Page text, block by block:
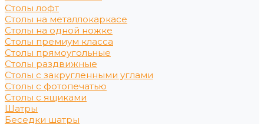
Столы лофт
Столы на металлокаркасе
Столы на одной ножке
Столы премиум класса
Столы прямоугольные
Столы раздвижные
Столы с закругленными углами
Столы с фотопечатью
Столы с ящиками
Шатры
Беседки шатры